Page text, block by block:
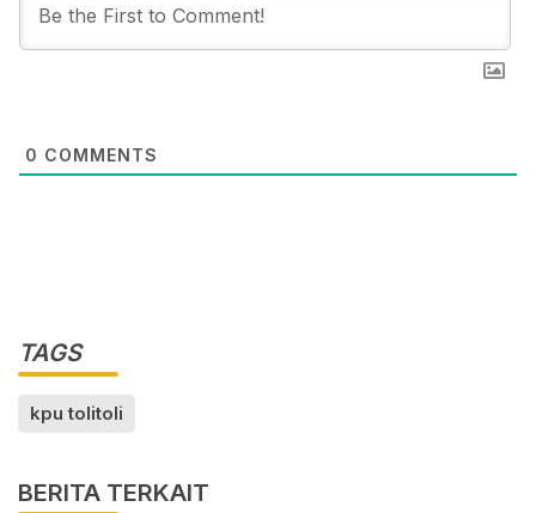
0 COMMENTS
TAGS
kpu tolitoli
BERITA TERKAIT